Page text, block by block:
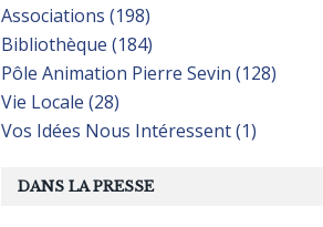
Associations (198)
Bibliothèque (184)
Pôle Animation Pierre Sevin (128)
Vie Locale (28)
Vos Idées Nous Intéressent (1)
DANS LA PRESSE